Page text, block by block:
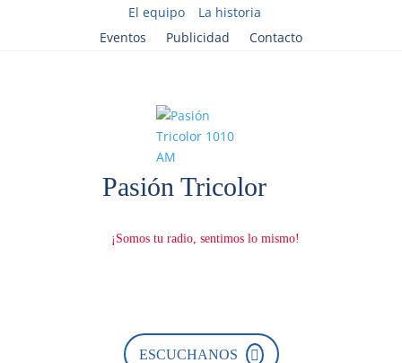
El equipo
La historia
Eventos
Publicidad Contacto
ESCUCHANOS